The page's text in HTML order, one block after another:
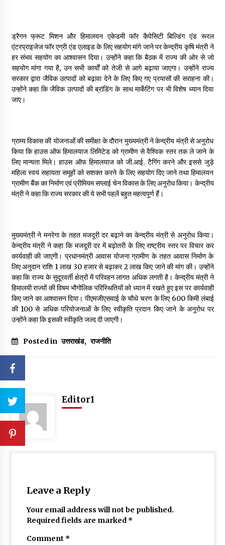
ड्रैगन फ्रूट मिशन और हिमालयन एकेडमी फॉर कैपेसिटी बिल्डिंग एंड रूरल
एंटरप्राइजेज फॉर एग्री एंड एलाइड के लिए सहयोग मांगे जाने पर केन्द्रीय कृषि मंत्री ने
हर संभव सहयोग का आश्वासन दिया। उन्होंने कहा कि बैठक में राज्य की ओर से जो
सहयोग मांगा गया है, उन सभी कार्यों को तेजी से आगे बढ़ाया जाएगा। उन्होंने राज्य
सरकार द्वारा जैविक उत्पादों को बढ़ावा देने के लिए किए गए प्रयासों की सराहना की।
उन्होंने कहा कि जैविक उत्पादों की ब्रांडिंग के साथ मार्केटिंग पर भी विशेष ध्यान दिया
जाए।
ग्राम्य विकास की योजनाओं की समीक्षा के दौरान मुख्यमंत्री ने केन्द्रीय मंत्री से अनुरोध
किया कि हाउस ऑफ हिमालयाज लिमिटेड को ग्रामीण से वैश्विक स्तर तक ले जाने के
लिए मान्यता मिले। हाउस ऑफ हिमालयाज को जी.आई. टैगिंग करने और इससे जुड़े
महिला स्वयं सहायता समूहों को सशक्त करने के लिए सहयोग दिए जाने तथा हिमालयन
ग्रामीण बैंक का निर्माण एवं प्रीमियम सप्लाई चेन विकास के लिए अनुरोध किया। केन्द्रीय
मंत्री ने कहा कि राज्य सरकार की ये सभी पहलें बहुत महत्वपूर्ण हैं।
मुख्यमंत्री ने मनरेगा के तहत मजदूरी दर बढ़ाने का केन्द्रीय मंत्री से अनुरोध किया।
केन्द्रीय मंत्री ने कहा कि मजदूरी दर में बढ़ोतरी के लिए राष्ट्रीय स्तर पर विचार कर
कार्यवाही की जाएगी। प्रधानमंत्री आवास योजना ग्रामीण के तहत आवास निर्माण के
लिए अनुदान राशि ₹1 लाख 30 हजार से बढ़ाकर ₹2 लाख किए जाने की मांग की। उन्होंने
कहा कि राज्य के सुदूरवर्ती क्षेत्रों में परिवहन लागत अधिक लगती है। केन्द्रीय मंत्री ने
हिमालयी राज्यों की विषम भौगोलिक परिस्थितियों को ध्यान में रखते हुए इस पर कार्यवाही
किए जाने का आश्वासन दिया। पीएमजीएसवाई के चौथे चरण के लिए 600 किमी लंबाई
की 100 से अधिक परियोजनाओं के लिए स्वीकृति प्रदान किए जाने के अनुरोध पर
उन्होंने कहा कि इसकी स्वीकृति जल्द दी जाएगी।
Posted in उत्तराखंड, राजनीति
Editor1
Leave a Reply
Your email address will not be published.
Required fields are marked *
Comment *